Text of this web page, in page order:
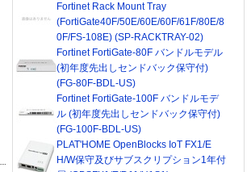
Fortinet Rack Mount Tray
(FortiGate40F/50E/60E/60F/61F/80E/8
0F/FS-108E) (SP-RACKTRAY-02)
Fortinet FortiGate-80F バンドルモデル
(初年度先出しセンドバック保守付)
(FG-80F-BDL-US)
Fortinet FortiGate-100F バンドルモデ
ル (初年度先出しセンドバック保守付)
(FG-100F-BDL-US)
PLAT'HOME OpenBlocks IoT FX1/E
H/W保守及びサブスクリプション1年付